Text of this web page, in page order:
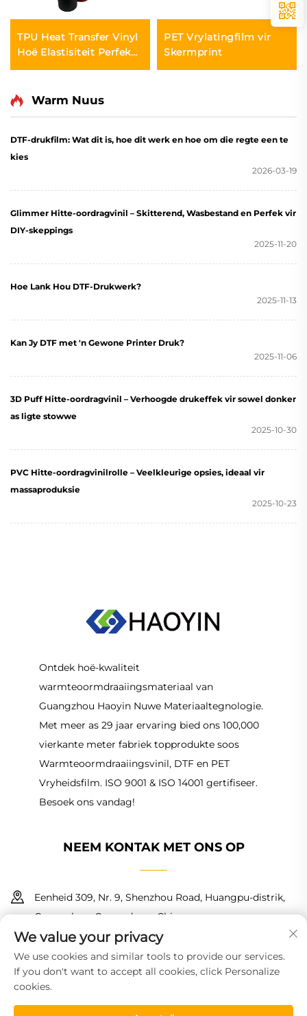
TPU Heat Transfer Vinyl
Hoë Elastisiteit Perfek
vir Sportkleding
PET Vrylatingfilm vir
Skermprint
Warm Nuus
DTF-drukfilm: Wat dit is, hoe dit werk en hoe om die regte een te
kies
2026-03-19
Glimmer Hitte-oordragvinil – Skitterend, Wasbestand en Perfek vir
DIY-skeppings
2025-11-20
Hoe Lank Hou DTF-Drukwerk?
2025-11-13
Kan Jy DTF met 'n Gewone Printer Druk?
2025-11-06
3D Puff Hitte-oordragvinil – Verhoogde drukeffek vir sowel donker
as ligte stowwe
2025-10-30
PVC Hitte-oordragvinilrolle – Veelkleurige opsies, ideaal vir
massaproduksie
2025-10-23
Ontdek hoë-kwaliteit
warmteoormdraaiingsmateriaal van
Guangzhou Haoyin Nuwe Materiaaltegnologie.
Met meer as 29 jaar ervaring bied ons 100,000
vierkante meter fabriek topprodukte soos
Warmteoormdraaiingsvinil, DTF en PET
Vryheidsfilm. ISO 9001 & ISO 14001 gertifiseer.
Besoek ons vandag!
NEEM KONTAK MET ONS OP
Eenheid 309, Nr. 9, Shenzhou Road, Huangpu-distrik,
Guangzhou, Guangdong, China
+86 18150601728
[email protected]
We value your privacy
We use cookies and similar tools to provide our services.
If you don't want to accept all cookies, click Personalize
cookies.